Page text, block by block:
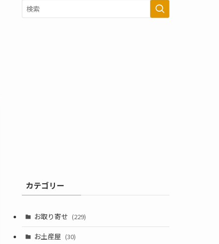
カテゴリー
お取り寄せ (229)
お土産屋 (30)